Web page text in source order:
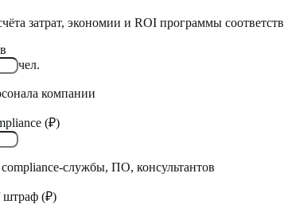
затрат, экономии и ROI программы
чел.
компании
(₽)
службы, ПО, консультантов
штраф (₽)